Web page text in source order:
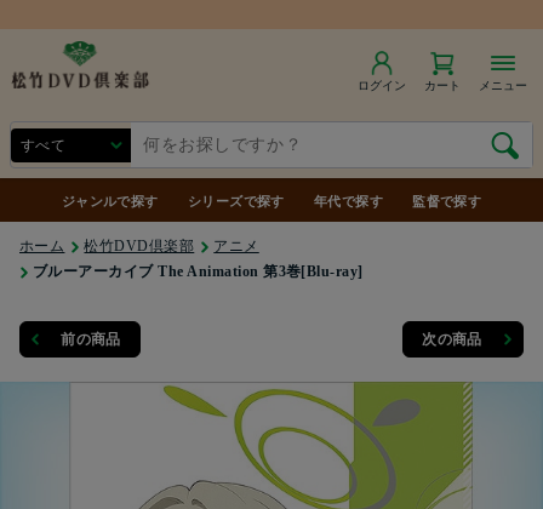
ログイン カート メニュー
ジャンルで探す シリーズで探す 年代で探す 監督で探す
ホーム 松竹DVD倶楽部
アニメ
ブルーアーカイブ The Animation 第3巻[Blu-ray]
前の商品 次の商品